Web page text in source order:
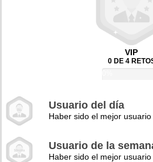
VIP
0 DE 4
Usuario del día
Haber sido el mejor
Usuario de la
Haber sido el mejor